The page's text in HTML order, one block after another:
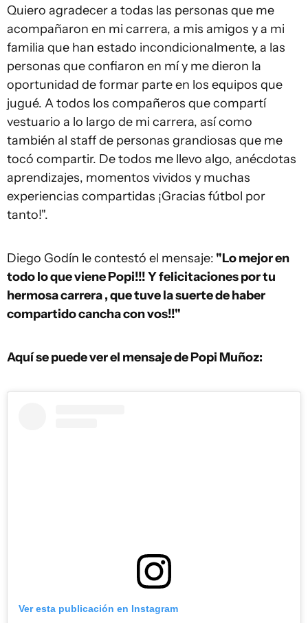
Quiero agradecer a todas las personas que me
acompañaron en mi carrera, a mis amigos y a mi
familia que han estado incondicionalmente, a las
personas que confiaron en mí y me dieron la
oportunidad de formar parte en los equipos que
jugué. A todos los compañeros que compartí
vestuario a lo largo de mi carrera, así como
también al staff de personas grandiosas que me
tocó compartir. De todos me llevo algo, anécdotas
aprendizajes, momentos vividos y muchas
experiencias compartidas ¡Gracias fútbol por
tanto!".
Diego Godín le contestó el mensaje: "Lo mejor en
todo lo que viene Popi!!! Y felicitaciones por tu
hermosa carrera , que tuve la suerte de haber
compartido cancha con vos!!"
Aquí se puede ver el mensaje de Popi Muñoz:
Ver esta publicación en Instagram